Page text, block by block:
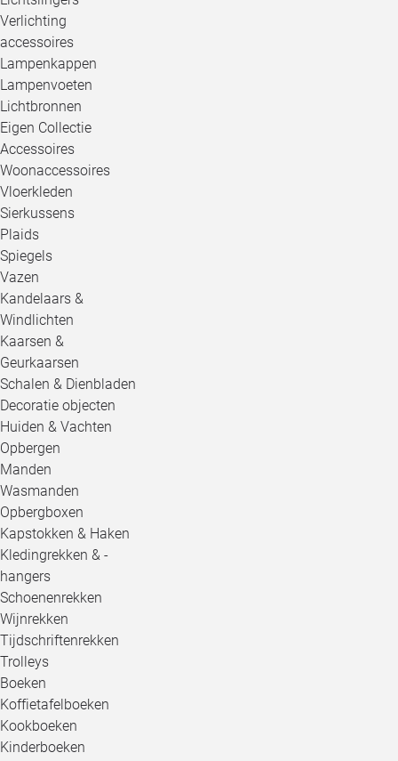
Verlichting
accessoires
Lampenkappen
Lampenvoeten
Lichtbronnen
Eigen Collectie
Accessoires
Woonaccessoires
Vloerkleden
Sierkussens
Plaids
Spiegels
Vazen
Kandelaars &
Windlichten
Kaarsen &
Geurkaarsen
Schalen & Dienbladen
Decoratie objecten
Huiden & Vachten
Opbergen
Manden
Wasmanden
Opbergboxen
Kapstokken & Haken
Kledingrekken & -
hangers
Schoenenrekken
Wijnrekken
Tijdschriftenrekken
Trolleys
Boeken
Koffietafelboeken
Kookboeken
Kinderboeken